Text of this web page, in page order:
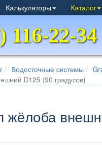
116-22-34
Калькуляторы Каталог
Водосточные системы
D125 (90 градусов)
жёлоба